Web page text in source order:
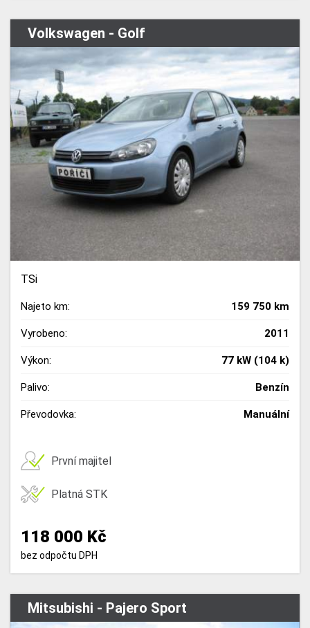
Volkswagen - Golf
TSi
Najeto km: 159 750 km
Vyrobeno: 2011
Výkon: 77 kW (104 k)
Palivo: Benzín
Převodovka: Manuální
První majitel
Platná STK
118 000 Kč
bez odpočtu DPH
Mitsubishi - Pajero Sport